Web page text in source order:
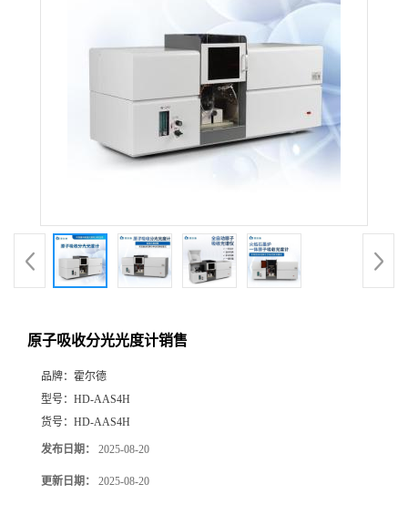
原子吸收分光光度计销售
品牌： 霍尔德
型号： HD-AAS4H
货号： HD-AAS4H
发布日期： 2025-08-20
更新日期： 2025-08-20